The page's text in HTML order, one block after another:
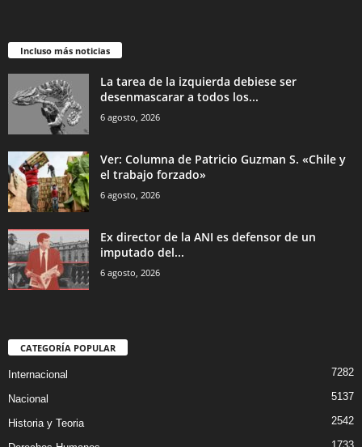
Incluso más noticias
La tarea de la izquierda debiese ser
desenmascarar a todos los...
6 agosto, 2026
Ver: Columna de Patricio Guzman S. «Chile y
el trabajo forzado»
6 agosto, 2026
Ex director de la ANI es defensor de un
imputado del...
6 agosto, 2026
CATEGORÍA POPULAR
Internacional 7282
Nacional 5137
Historia y Teoria 2542